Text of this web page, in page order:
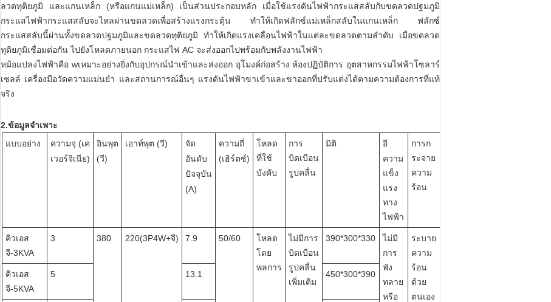
ลวดทุติยภูมิ และแกนเหล็ก (หรือแกนแม่เหล็ก) เป็นส่วนประกอบหลัก เมื่อใช้แรงดันไฟฟ้ากระแสสลับกับขดลวดปฐมภูมิ
กระแสไฟฟ้ากระแสสลับจะไหลผ่านขดลวดเพื่อสร้างแรงกระตุ้น ทำให้เกิดฟลักซ์แม่เหล็กสลับในแกนเหล็ก ฟลักซ์
กระแสสลับนี้ผ่านทั้งขดลวดปฐมภูมิและขดลวดทุติยภูมิ ทำให้เกิดแรงเคลื่อนไฟฟ้าในแต่ละขดลวดตามลำดับ เมื่อขดลวด
ทุติยภูมิเชื่อมต่อกัน ไปยังโหลดภายนอก กระแสไฟ AC จะส่งออกไปพร้อมกับพลังงานไฟฟ้า
หม้อแปลงไฟฟ้าคือ wเหมาะอย่างยิ่งกับอุปกรณ์นำเข้าและส่งออก อุโมงค์ก่อสร้าง ห้องปฏิบัติการ อุตสาหกรรมไฟฟ้าโซลาร์
เซลล์ เครื่องมือวัดความแม่นยำ และสถานการณ์อื่นๆ แรงดันไฟฟ้าขาเข้าและขาออกที่ปรับแต่งได้ตามความต้องการที่แท้
จริง
2.ข้อมูลจำเพาะ
แบบอย่าง
ความจุ (เค
เวอร์จิเนีย)
อินพุต
(วี)
เอาท์พุต (วี)
จัด
อันดับ
ปัจจุบัน
(A)
ความถี่
(เฮิร์ตซ์)
โหลด
ที่ใช้
บังคับ
การ
บิดเบือน
รูปคลื่น
มิติ
อี
ความ
แข็ง
แรง
ทาง
ไฟฟ้า
การก
ระจาย
ความ
ร้อน
คิวเอส
จี-3KVA
3 380 220(3P4W+จี) 7.9 50/60
โหลด
โดย
พลการ
ไม่มีการ
บิดเบือน
รูปคลื่น
เพิ่มเติม
390*300*330
ไม่มี
การ
พัง
ทลาย
หรือ
ระบาย
ความ
ร้อน
ด้วย
ตนเอง
คิวเอส
จี-5KVA
5 13.1 450*300*390